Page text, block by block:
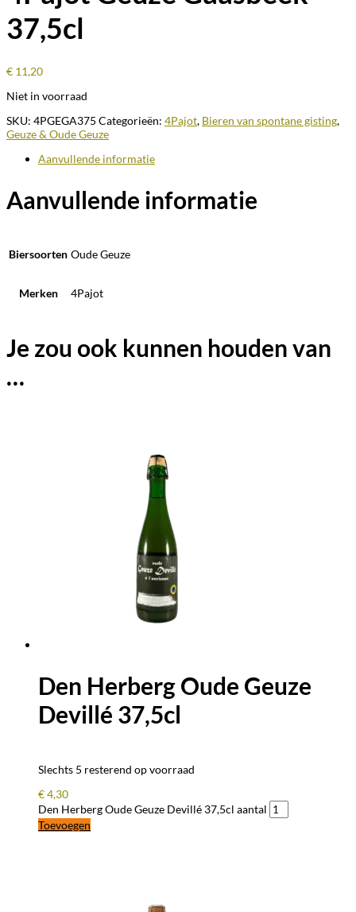
37,5cl
€ 11,20
Niet in voorraad
SKU: 4PGEGA375 Categorieën: 4Pajot, Bieren van spontane gisting,
Geuze & Oude Geuze
Aanvullende informatie
Aanvullende informatie
Biersoorten Oude Geuze
Merken 4Pajot
Je zou ook kunnen houden van
…
Den Herberg Oude Geuze
Devillé 37,5cl
Slechts 5 resterend op voorraad
€4,30
Den Herberg Oude Geuze Devillé 37,5cl aantal
Toevoegen